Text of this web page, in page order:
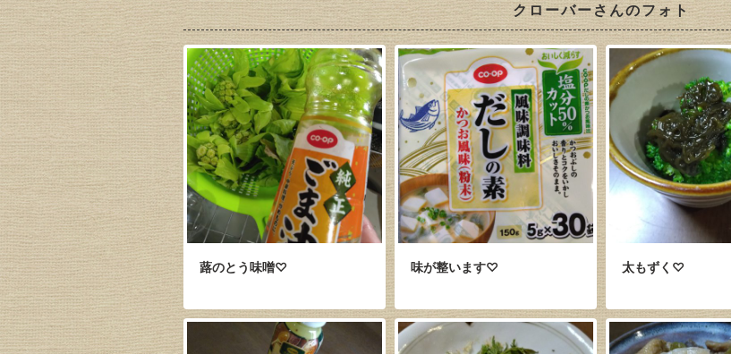
クローバーさんのフォト
蕗のとう味噌♡ 味が整います♡ 太もずく♡